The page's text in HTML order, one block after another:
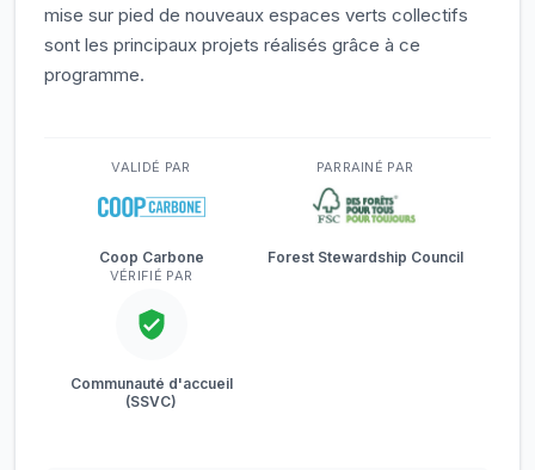
mise sur pied de nouveaux espaces verts collectifs
sont les principaux projets réalisés grâce à ce
programme.
VALIDÉ PAR
Coop Carbone
PARRAINÉ PAR
Forest Stewardship Council
VÉRIFIÉ PAR
Communauté d'accueil
(SSVC)